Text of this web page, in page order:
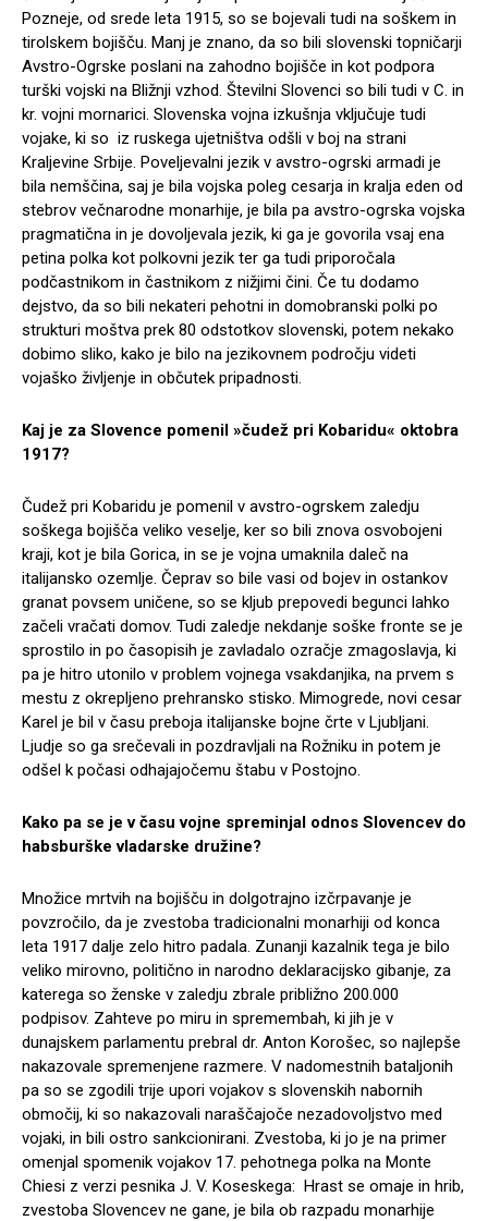
Pozneje, od srede leta 1915, so se bojevali tudi na soškem in
tirolskem bojišču. Manj je znano, da so bili slovenski topničarji
Avstro-Ogrske poslani na zahodno bojišče in kot podpora
turški vojski na Bližnji vzhod. Številni Slovenci so bili tudi v C. in
kr. vojni mornarici. Slovenska vojna izkušnja vključuje tudi
vojake, ki so iz ruskega ujetništva odšli v boj na strani
Kraljevine Srbije. Poveljevalni jezik v avstro-ogrski armadi je
bila nemščina, saj je bila vojska poleg cesarja in kralja eden od
stebrov večnarodne monarhije, je bila pa avstro-ogrska vojska
pragmatična in je dovoljevala jezik, ki ga je govorila vsaj ena
petina polka kot polkovni jezik ter ga tudi priporočala
podčastnikom in častnikom z nižjimi čini. Če tu dodamo
dejstvo, da so bili nekateri pehotni in domobranski polki po
strukturi moštva prek 80 odstotkov slovenski, potem nekako
dobimo sliko, kako je bilo na jezikovnem področju videti
vojaško življenje in občutek pripadnosti.
Kaj je za Slovence pomenil »čudež pri Kobaridu« oktobra
1917?
Čudež pri Kobaridu je pomenil v avstro-ogrskem zaledju
soškega bojišča veliko veselje, ker so bili znova osvobojeni
kraji, kot je bila Gorica, in se je vojna umaknila daleč na
italijansko ozemlje. Čeprav so bile vasi od bojev in ostankov
granat povsem uničene, so se kljub prepovedi begunci lahko
začeli vračati domov. Tudi zaledje nekdanje soške fronte se je
sprostilo in po časopisih je zavladalo ozračje zmagoslavja, ki
pa je hitro utonilo v problem vojnega vsakdanjika, na prvem s
mestu z okrepljeno prehransko stisko. Mimogrede, novi cesar
Karel je bil v času preboja italijanske bojne črte v Ljubljani.
Ljudje so ga srečevali in pozdravljali na Rožniku in potem je
odšel k počasi odhajajočemu štabu v Postojno.
Kako pa se je v času vojne spreminjal odnos Slovencev do
habsburške vladarske družine?
Množice mrtvih na bojišču in dolgotrajno izčrpavanje je
povzročilo, da je zvestoba tradicionalni monarhiji od konca
leta 1917 dalje zelo hitro padala. Zunanji kazalnik tega je bilo
veliko mirovno, politično in narodno deklaracijsko gibanje, za
katerega so ženske v zaledju zbrale približno 200.000
podpisov. Zahteve po miru in spremembah, ki jih je v
dunajskem parlamentu prebral dr. Anton Korošec, so najlepše
nakazovale spremenjene razmere. V nadomestnih bataljonih
pa so se zgodili trije upori vojakov s slovenskih nabornih
območij, ki so nakazovali naraščajoče nezadovoljstvo med
vojaki, in bili ostro sankcionirani. Zvestoba, ki jo je na primer
omenjal spomenik vojakov 17. pehotnega polka na Monte
Chiesi z verzi pesnika J. V. Koseskega: Hrast se omaje in hrib,
zvestoba Slovencev ne gane, je bila ob razpadu monarhije